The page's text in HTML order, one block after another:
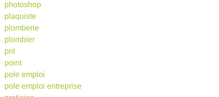
photoshop
plaquiste
plomberie
plombier
pnl
point
pole emploi
pole emploi entreprise